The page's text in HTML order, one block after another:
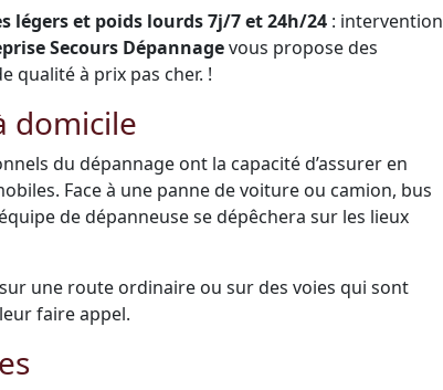
légers et poids lourds 7j/7 et 24h/24 : intervention
Secours Dépannagevous propose des
qualité à prix pas cher. !
domicile
du dépannage ont la capacité d’assurer en
Face à une panne de voiture ou camion, bus
de dépanneuse se dépêchera sur les lieux
une route ordinaire ou sur des voies qui sont
faire appel.